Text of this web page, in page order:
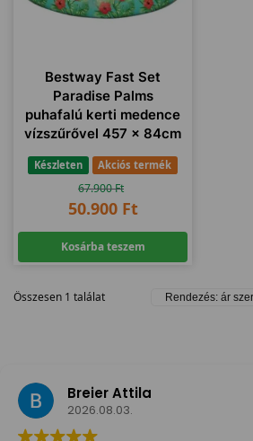
Bestway Fast Set
Paradise Palms
puhafalú kerti medence
vízszűrővel 457 x 84cm
Készleten Akciós termék
67.900Ft
50.900 Ft
Kosárba teszem
Összesen 1 találat
Breier Attila
2026.08.03.